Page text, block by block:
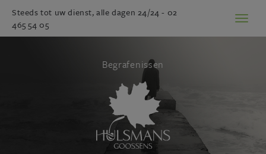
Steeds tot uw dienst, alle dagen 24/24 - 02
465 54 05
Toggle
Begrafenissen